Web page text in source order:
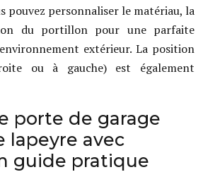
pouvez personnaliser le matériau, la
du portillon pour une parfaite
extérieur. La position
ou à gauche) est également
porte de garage
lapeyre avec
guide pratique